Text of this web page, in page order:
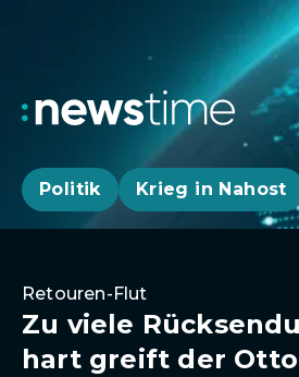
Politik Krieg in Nahost
Retouren-Flut
Zu viele
hart greift der